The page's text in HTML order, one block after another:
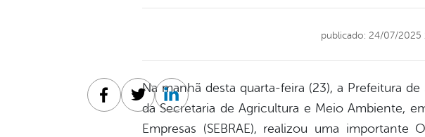
publicado: 24/07/2025
Na manhã desta quarta-feira (23), a Prefeitura
da Secretaria de Agricultura e Meio Ambiente,
Empresas (SEBRAE), realizou uma
Facebook
TwitterLinkedin